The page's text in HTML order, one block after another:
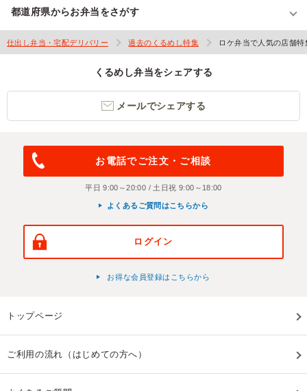
都道府県からお弁当をさがす
仕出し弁当・宅配デリバリー 過去のくるめし特集 ロケ弁当で人気の店舗特
くるめし弁当をシェアする
メールでシェアする
お電話でご注文・ご相談
平日 9:00～20:00 / 土日祝 9:00～18:00
よくあるご質問はこちらから
ログイン
お得な会員登録はこちらから
トップページ
ご利用の流れ（はじめての方へ）